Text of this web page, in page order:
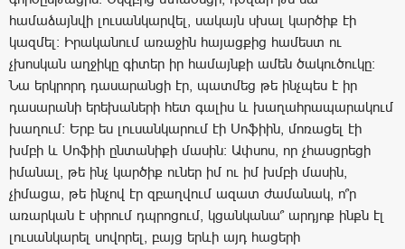
համաձայնվի լուսանկարվել, սակայն սխալ կարծիք էի
կազմել: Իրականում առաջին հայացքից համեստ ու
չխոսկան աղջիկը գիտեր իր համայնքի ամեն ծակուծուկը:
Նա երկրորդ դասարանցի էր, պատմեց թե ինչպես է իր
դասարանի երեխաների հետ գալիս և խաղահրապարակում
խաղում: Երբ ես լուսանկարում էի Սոֆիին, մոռացել էի
խմբի և Սոֆիի ընտանիքի մասին: Ափսոս, որ չհասցրեցի
իմանալ, թե ինչ կարծիք ուներ իմ ու իմ խմբի մասին,
չիմացա, թե ինչով էր զբաղվում ազատ ժամանակ, ո՞ր
առարկան է սիրում դպրոցում, կցանկանա՞ արդյոք ինքն էլ
լուսանկարել սովորել, բայց երևի այդ հացերի